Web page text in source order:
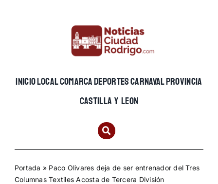
INICIOLOCALCOMARCADEPORTESCARNAVALPROVINCIA
CASTILLA Y LEON
Portada » Paco Olivares deja de ser entrenador del Tres
Columnas Textiles Acosta de Tercera División